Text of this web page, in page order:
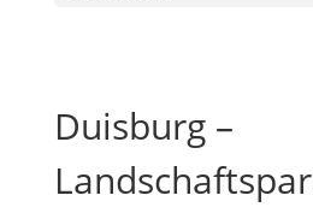
Duisburg –